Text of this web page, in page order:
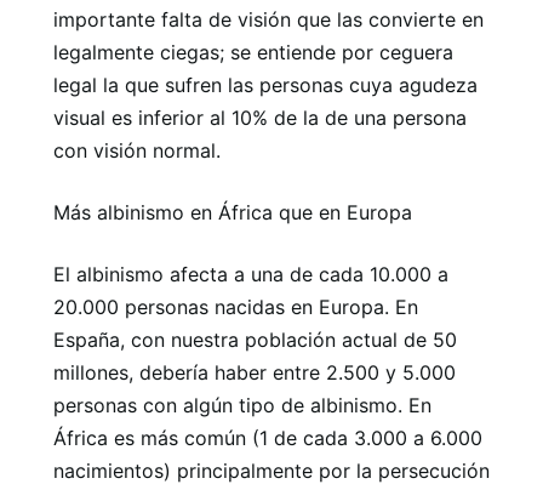
importante falta de visión que las convierte en
legalmente ciegas; se entiende por ceguera
legal la que sufren las personas cuya agudeza
visual es inferior al 10% de la de una persona
con visión normal.
Más albinismo en África que en Europa
El albinismo afecta a una de cada 10.000 a
20.000 personas nacidas en Europa. En
España, con nuestra población actual de 50
millones, debería haber entre 2.500 y 5.000
personas con algún tipo de albinismo. En
África es más común (1 de cada 3.000 a 6.000
nacimientos) principalmente por la persecución